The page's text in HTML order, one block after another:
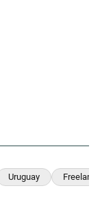
Uruguay